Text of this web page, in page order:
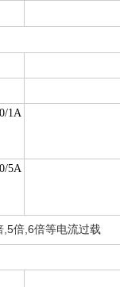
1A
5A
,5倍,6倍等电流过载